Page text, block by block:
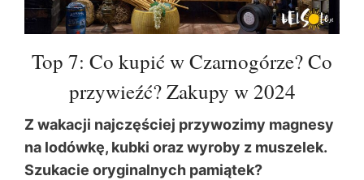
Top 7: Co kupić w Czarnogórze? Co
przywieźć? Zakupy w 2024
Z wakacji najczęściej przywozimy magnesy
na lodówkę, kubki oraz wyroby z muszelek.
Szukacie oryginalnych pamiątek?